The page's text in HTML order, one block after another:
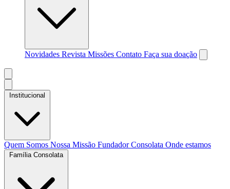
Novidades Revista Missões Contato Faça sua doação
Institucional
Quem Somos Nossa Missão FundadorConsolata Onde estamos
Família Consolata